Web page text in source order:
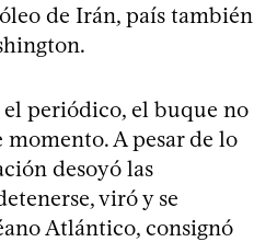
de Irán, país también
periódico, el buque no
momento. A pesar de lo
desoyó las
viró y se
Atlántico, consignó